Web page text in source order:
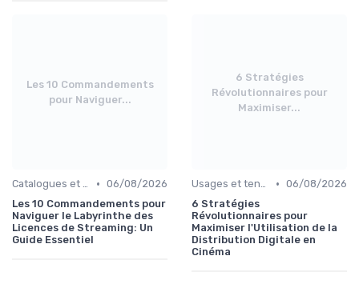
Les 10 Commandements
pour Naviguer...
Catalogues et nouveautés • 06/08/2026
Les 10 Commandements pour
Naviguer le Labyrinthe des
Licences de Streaming: Un
Guide Essentiel
6 Stratégies
Révolutionnaires pour
Maximiser...
Usages et tendances du streaming • 06/08/2026
6 Stratégies
Révolutionnaires pour
Maximiser l'Utilisation de la
Distribution Digitale en
Cinéma